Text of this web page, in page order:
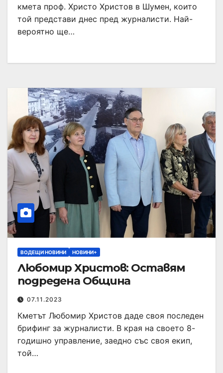
кмета проф. Христо Христов в Шумен, които
той представи днес пред журналисти. Най-
вероятно ще…
ВОДЕЩИ НОВИНИ НОВИНИ+
Любомир Христов: Оставям
подредена Община
07.11.2023
Кметът Любомир Христов даде своя последен
брифинг за журналисти. В края на своето 8-
годишно управление, заедно със своя екип,
той…